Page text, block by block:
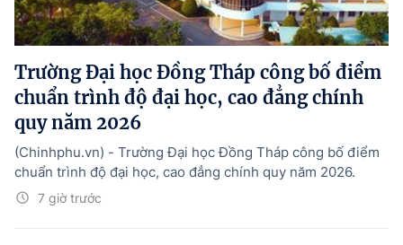
Trường Đại học Đồng Tháp công bố điểm
chuẩn trình độ đại học, cao đẳng chính
quy năm 2026
7 giờ trước
(Chinhphu.vn) - Trường Đại học Đồng Tháp công bố điểm
chuẩn trình độ đại học, cao đẳng chính quy năm 2026.